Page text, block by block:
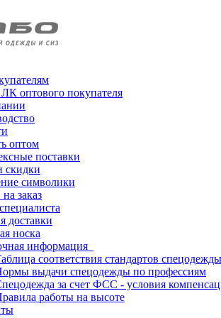
оптового покупателя
оптом
поставки
скидки
символики
заказ
доставки
носка
информация
соответствия стандартов спецодежды
выдачи спецодежды по профессиям
за счет ФСС - условия
работы на высоте